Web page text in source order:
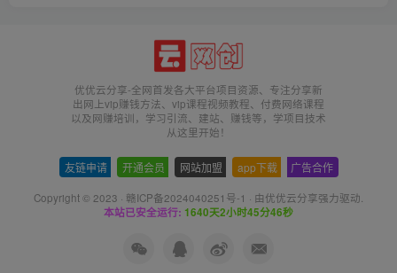
优优云分享-全网首发各大平台项目资源、专注分享新
出网上vip赚钱方法、vip课程视频教程、付费网络课程
以及网赚培训，学习引流、建站、赚钱等，学项目技术
从这里开始！
友链申请 开通会员 网站加盟 app下载 广告合作
Copyright © 2023 · 赣ICP备2024040251号-1 · 由优优云分享强力驱动.
本站已安全运行: 1640天2小时45分47秒